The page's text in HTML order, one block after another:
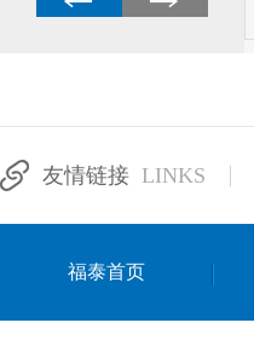
友情链接 LINKS
福泰首页